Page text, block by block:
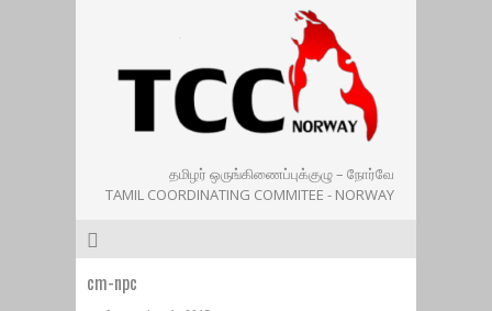
தமிழர் ஒருங்கிணைப்புக்குழு – நோர்வே
TAMIL COORDINATING COMMITEE - NORWAY
cm-npc